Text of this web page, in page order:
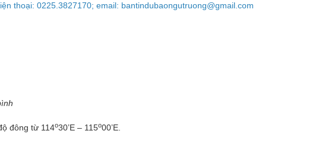
thoại: 0225.3827170; email: bantindubaongutruong@gmail.com
đông từ 114o30’E – 115o00’E.